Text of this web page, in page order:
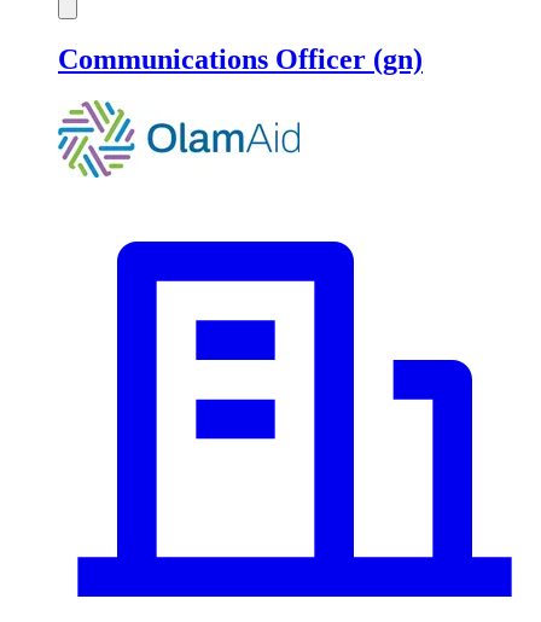
Communications Officer (gn)